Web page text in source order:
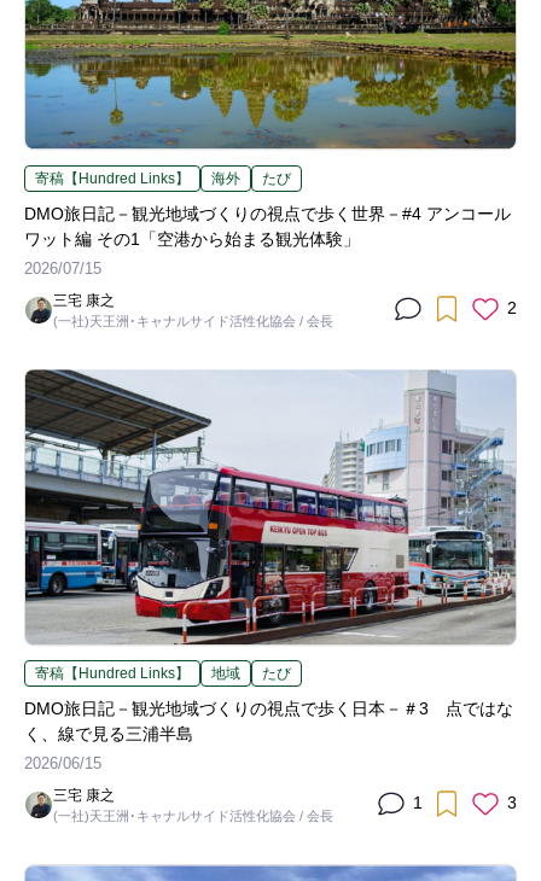
寄稿【Hundred Links】 海外 たび
DMO旅日記－観光地域づくりの視点で歩く世界－#4 アンコール
ワット編 その1「空港から始まる観光体験」
2026/07/15
三宅 康之
(一社)天王洲･キャナルサイド活性化協会 / 会長
2
寄稿【Hundred Links】 地域 たび
DMO旅日記－観光地域づくりの視点で歩く日本－＃3 点ではな
く、線で見る三浦半島
2026/06/15
三宅 康之
(一社)天王洲･キャナルサイド活性化協会 / 会長
1 3